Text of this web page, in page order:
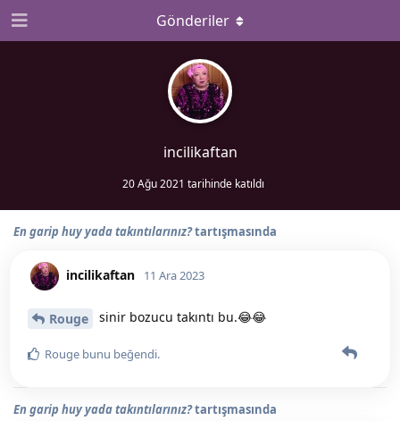
incilikaftan
20 Ağu 2021 tarihinde katıldı
Gönderiler
En garip huy yada takıntılarınız?tartışmasında
incilikaftan 11 Ara 2023
Rouge sinir bozucu takıntı bu.😂😂
Rouge bunu beğendi.
En garip huy yada takıntılarınız?tartışmasında